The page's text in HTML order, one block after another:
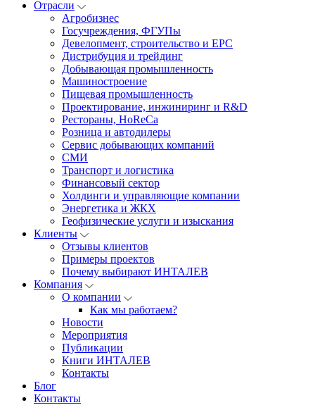
Отрасли
Агробизнес
Госучреждения, ФГУПы
Девелопмент, строительство и EPC
Дистрибуция и трейдинг
Добывающая промышленность
Машиностроение
Пищевая промышленность
Проектирование, инжиниринг и R&D
Рестораны, HoReCa
Розница и автодилеры
Сервис добывающих компаний
СМИ
Транспорт и логистика
Финансовый сектор
Холдинги и управляющие компании
Энергетика и ЖКХ
Геофизические услуги и изыскания
Клиенты
Отзывы клиентов
Примеры проектов
Почему выбирают ИНТАЛЕВ
Компания
О компании
Как мы работаем?
Новости
Мероприятия
Публикации
Книги ИНТАЛЕВ
Контакты
Блог
Контакты